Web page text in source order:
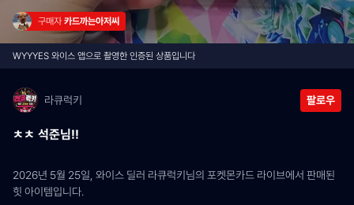
구매자 카드까는아저씨
WYYYES 와이스 앱으로 촬영한 인증된 상품입니다
라큐럭키 팔로우
ㅊㅊ 석준님!!
2026년 5월 25일, 와이스 딜러 라큐럭키님의 포켓몬카드 라이브에서 판매된
힛 아이템입니다.